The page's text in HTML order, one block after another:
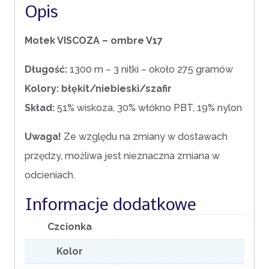
Opis
Motek VISCOZA – ombre V17
Długość: 1300 m – 3 nitki – około 275 gramów
Kolory: błękit/niebieski/szafir
Skład: 51% wiskoza, 30% włókno PBT, 19% nylon
Uwaga! Ze względu na zmiany w dostawach
przędzy, możliwa jest nieznaczna zmiana w
odcieniach.
Informacje dodatkowe
Czcionka
Kolor